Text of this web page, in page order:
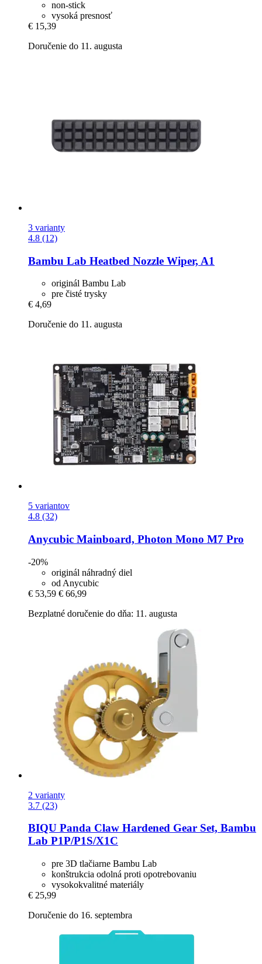
non-stick
vysoká presnosť
€ 15,39
Doručenie do 11. augusta
3 varianty
4.8 (12)
Bambu Lab Heatbed Nozzle Wiper, A1
originál Bambu Lab
pre čisté trysky
€ 4,69
Doručenie do 11. augusta
5 variantov
4.8 (32)
Anycubic Mainboard, Photon Mono M7 Pro
-20%
originál náhradný diel
od Anycubic
€ 53,59 € 66,99
Bezplatné doručenie do dňa: 11. augusta
2 varianty
3.7 (23)
BIQU Panda Claw Hardened Gear Set, Bambu
Lab P1P/P1S/X1C
pre 3D tlačiarne Bambu Lab
konštrukcia odolná proti opotrebovaniu
vysokokvalitné materiály
€ 25,99
Doručenie do 16. septembra